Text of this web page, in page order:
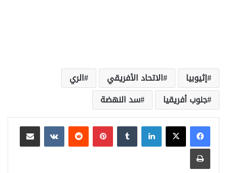
إثيوبيا الاتحاد الأفريقي
الري
جنوب أفريقيا
سد النهضة
لينكدإن بينتيريست
مشاركة عبر البريد
طباعة